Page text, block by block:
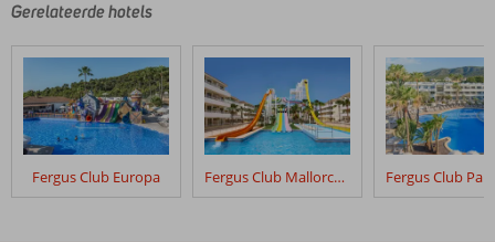
Gerelateerde hotels
Fergus Club Europa Fergus Club Mallorca Waterpark